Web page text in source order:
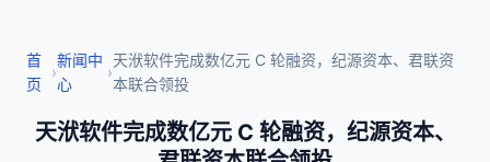
首
页
›
新闻中
心
›
天洑软件完成数亿元 C 轮融资，纪源资本、君联资
本联合领投
天洑软件完成数亿元 C 轮融资，纪源资本、